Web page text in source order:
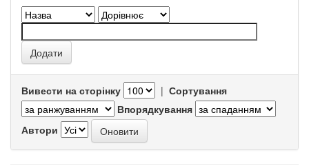
Вивести на сторінку | Сортування
Впорядкування
Автори